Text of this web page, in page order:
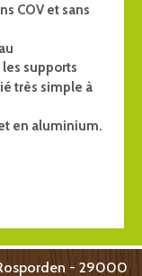
COV et sans
supports
très simple à
en aluminium.
- 29000